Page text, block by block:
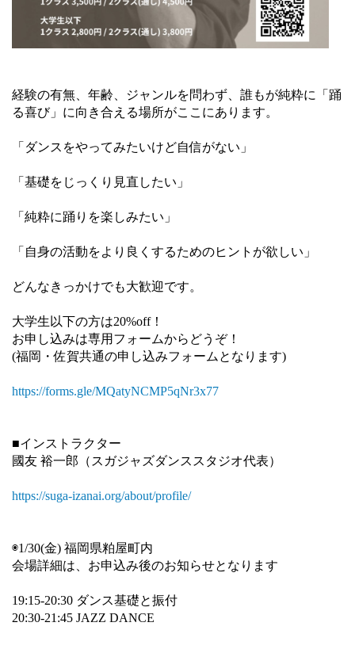
経験の有無、年齢、ジャンルを問わず、誰もが純粋に「踊
る喜び」に向き合える場所がここにあります。
「ダンスをやってみたいけど自信がない」
「基礎をじっくり見直したい」
「純粋に踊りを楽しみたい」
「自身の活動をより良くするためのヒントが欲しい」
どんなきっかけでも大歓迎です。
大学生以下の方は20%off！
お申し込みは専用フォームからどうぞ！
(福岡・佐賀共通の申し込みフォームとなります)
https://forms.gle/MQatyNCMP5qNr3x77
■インストラクター
國友 裕一郎（スガジャズダンススタジオ代表）
https://suga-izanai.org/about/profile/
◉1/30(金) 福岡県粕屋町内
会場詳細は、お申込み後のお知らせとなります
19:15-20:30 ダンス基礎と振付
20:30-21:45 JAZZ DANCE